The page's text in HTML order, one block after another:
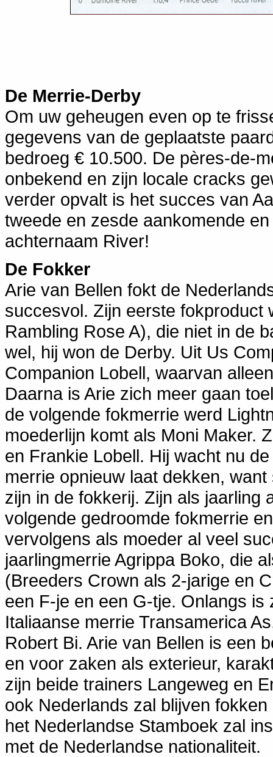
De Merrie-Derby
Om uw geheugen even op te
gegevens van de geplaatste
bedroeg € 10.500. De pères-de-
onbekend en zijn locale cracks
verder opvalt is het succes van
tweede en zesde aankomende
achternaam River!
De Fokker
Arie van Bellen fokt de
succesvol. Zijn eerste fokproduct
Rambling Rose A), die niet in de
wel, hij won de Derby. Uit Us
Companion Lobell, waarvan
Daarna is Arie zich meer gaan
de volgende fokmerrie werd
moederlijn komt als Moni Maker.
en Frankie Lobell. Hij wacht nu
merrie opnieuw laat dekken,
zijn in de fokkerij. Zijn als jaarling
volgende gedroomde fokmerrie
vervolgens als moeder al veel
jaarlingmerrie Agrippa Boko, die
(Breeders Crown als 2-jarige en
een F-je en een G-tje. Onlangs
Italiaanse merrie Transamerica
Robert Bi. Arie van Bellen is een
en voor zaken als exterieur,
zijn beide trainers Langeweg en
ook Nederlands zal blijven
het Nederlandse Stamboek zal
met de Nederlandse nationaliteit.